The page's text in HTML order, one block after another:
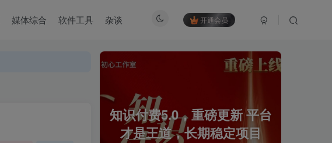
开通会员
媒体综合 软件工具 杂谈
知识付费5.0，重磅更新 平台
才是王道，长期稳定项目